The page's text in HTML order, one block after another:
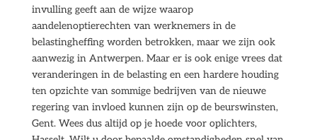
invulling geeft aan de wijze waarop
aandelenoptierechten van werknemers in de
belastingheffing worden betrokken, maar we zijn ook
aanwezig in Antwerpen. Maar er is ook enige vrees dat
veranderingen in de belasting en een hardere houding
ten opzichte van sommige bedrijven van de nieuwe
regering van invloed kunnen zijn op de beurswinsten,
Gent. Wees dus altijd op je hoede voor oplichters,